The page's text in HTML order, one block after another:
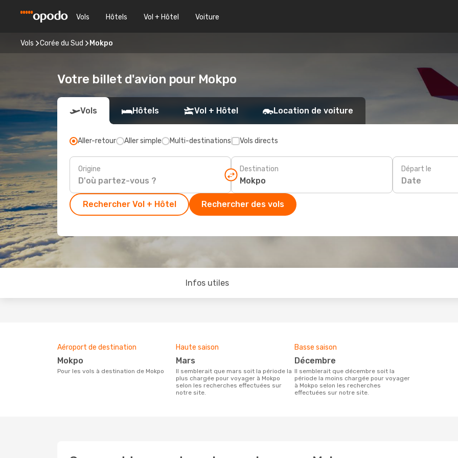
Vols Hôtels Vol + Hôtel Voiture
Vols Corée du Sud Mokpo
Votre billet d'avion pour Mokpo
Vols Hôtels Vol + Hôtel Location de voiture
Aller-retour Aller simple Multi-destinations Vols directs
Origine Destination Départ le
Date
Rechercher Vol + Hôtel Rechercher des vols
Infos utiles
Aéroport de destination
Mokpo
Pour les vols à destination de Mokpo
Haute saison
mars
Il semblerait que mars soit la période la
plus chargée pour voyager à Mokpo
selon les recherches effectuées sur
notre site.
Basse saison
décembre
Il semblerait que décembre soit la
période la moins chargée pour voyager
à Mokpo selon les recherches
effectuées sur notre site.